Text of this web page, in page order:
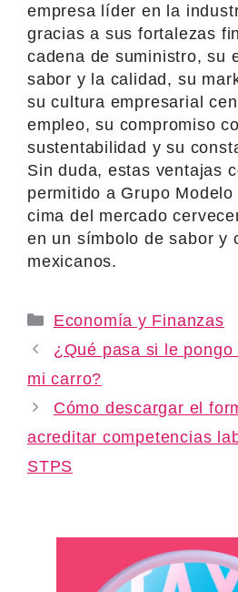
empresa líder en la
gracias a sus fortalezas
cadena de suministro, su
sabor y la calidad, su
su cultura empresarial
empleo, su compromiso
sustentabilidad y su
Sin duda, estas ventajas
permitido a Grupo
cima del mercado
en un símbolo de sabor y
mexicanos.
Categories
Economía y Finanzas
¿Qué pasa si le
mi carro?
Cómo descargar el
acreditar competencias
STPS